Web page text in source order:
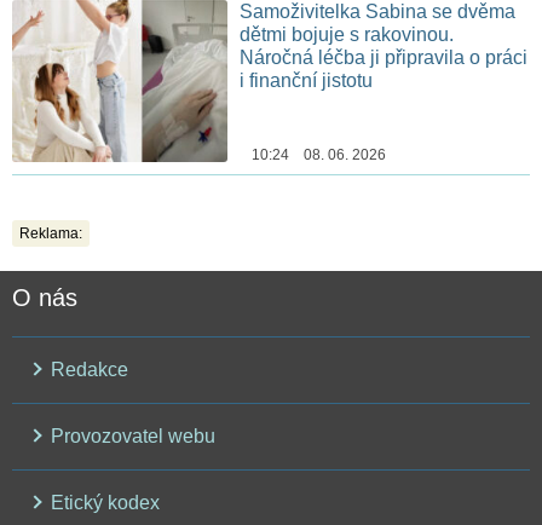
Samoživitelka Sabina se dvěma
dětmi bojuje s rakovinou.
Náročná léčba ji připravila o práci
i finanční jistotu
10:24 08. 06. 2026
Reklama:
O nás
Redakce
Provozovatel webu
Etický kodex